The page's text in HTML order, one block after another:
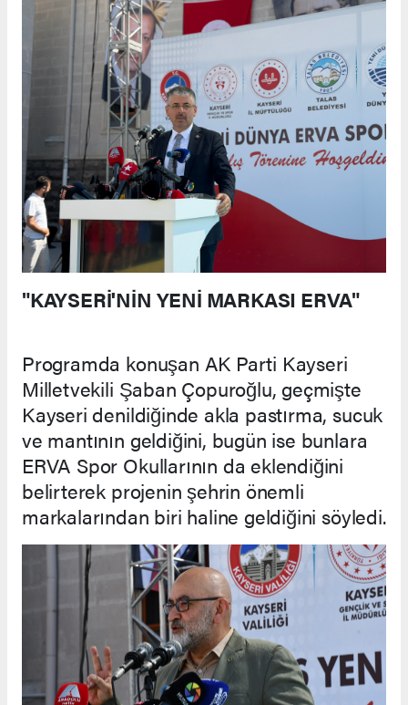
"KAYSERİ'NİN YENİ MARKASI ERVA"
Programda konuşan AK Parti Kayseri
Milletvekili Şaban Çopuroğlu, geçmişte
Kayseri denildiğinde akla pastırma, sucuk
ve mantının geldiğini, bugün ise bunlara
ERVA Spor Okullarının da eklendiğini
belirterek projenin şehrin önemli
markalarından biri haline geldiğini söyledi.